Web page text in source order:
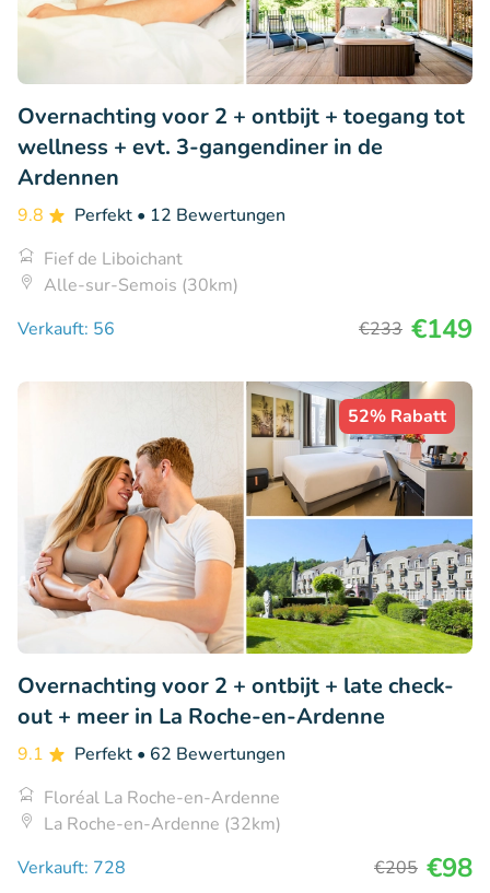
Overnachting voor 2 + ontbijt + toegang tot
wellness + evt. 3-gangendiner in de
Ardennen
9.8 Perfekt • 12 Bewertungen
Fief de Liboichant
Alle-sur-Semois (30km)
Verkauft: 56
€233 €149
52% Rabatt
Overnachting voor 2 + ontbijt + late check-
out + meer in La Roche-en-Ardenne
9.1 Perfekt • 62 Bewertungen
Floréal La Roche-en-Ardenne
La Roche-en-Ardenne (32km)
Verkauft: 728
€205 €98